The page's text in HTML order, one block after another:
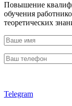
Повышение
обучения
теоретических
Telegram